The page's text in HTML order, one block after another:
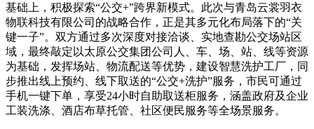
基础上，积极探索“公交+”跨界新模式。此次与青岛云裳羽衣
物联科技有限公司的战略合作，正是其多元化布局落下的“关
键一子”。双方通过多次深度对接洽谈、实地查勘公交场站区
域，最终敲定以太原公交集团公司人、车、场、站、线等资源
为基础，发挥场站、物流配送等优势，建设智慧洗护工厂，同
步推出线上预约、线下取送的“公交+洗护”服务，市民可通过
手机一键下单，享受24小时自助取送柜服务，涵盖政府及企业
工装洗涤、酒店布草托管、社区便民服务等全场景服务。